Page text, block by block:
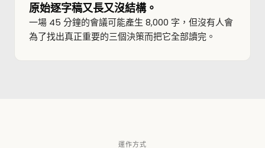
原始逐字稿又長又沒結構。
一場 45 分鐘的會議可能產生 8,000 字，但沒有人會
為了找出真正重要的三個決策而把它全部讀完。
運作方式